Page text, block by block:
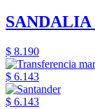
SANDALIA
$ 8.190
$ 6.143
$ 6.143